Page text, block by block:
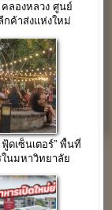
คลองหลวง ศูนย์
ค้าส่งแห่งใหม่
ดเซ็นเตอร์” พื้นที่
นมหาวิทยาลัย